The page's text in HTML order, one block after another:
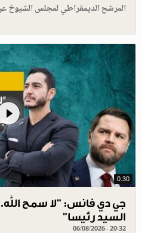
المرشح الديمقراطي لمجلس الشيوخ
0.30
جي دي فانس: ”لا سمح
السيد رئيسا”
06/08/2026 - 20:32